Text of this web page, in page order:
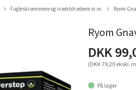
Fugleskræmmere og insektdræbere m.m. Ryom
Ryom
DKK
(DKK 79,20 ekskl.
På lager